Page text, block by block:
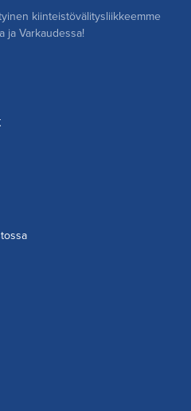
kiinteistövälitysliikkeemme
ja Varkaudessa!